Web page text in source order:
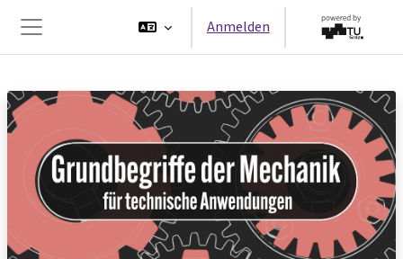
Website-Übersicht
Anmelden